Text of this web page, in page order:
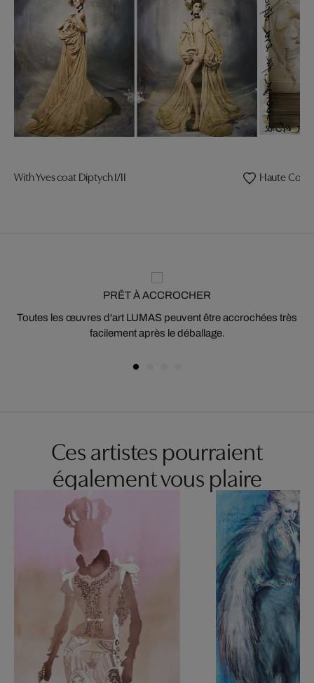
With Yves coat Diptych I/II Haute
PRÊT À ACCROCHER
Toutes les œuvres d'art LUMAS peuvent être accrochées très
facilement après le déballage.
Ces artistes pourraient
également vous plaire